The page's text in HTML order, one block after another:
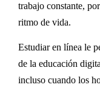
trabajo constante,
ritmo de vida.
Estudiar en línea le
de la educación
incluso cuando los